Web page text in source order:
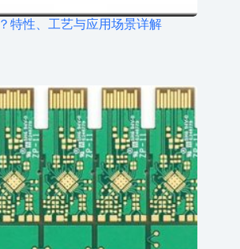
特性、工艺与应用场景详解